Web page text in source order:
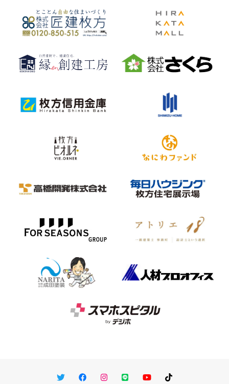
TwitterFacebookInstagram
LINE You TubeTikTok